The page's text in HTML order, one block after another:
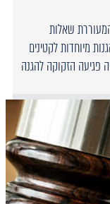
שאלות
מיוחדות לקטינים
פגיעה הזקוקה להגנה